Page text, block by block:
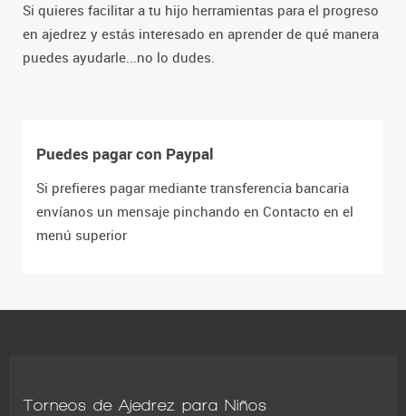
Si quieres facilitar a tu hijo herramientas para el progreso
en ajedrez y estás interesado en aprender de qué manera
puedes ayudarle...no lo dudes.
Puedes pagar con Paypal
Si prefieres pagar mediante transferencia bancaria
envíanos un mensaje pinchando en Contacto en el
menú superior
Torneos de Ajedrez para Niños